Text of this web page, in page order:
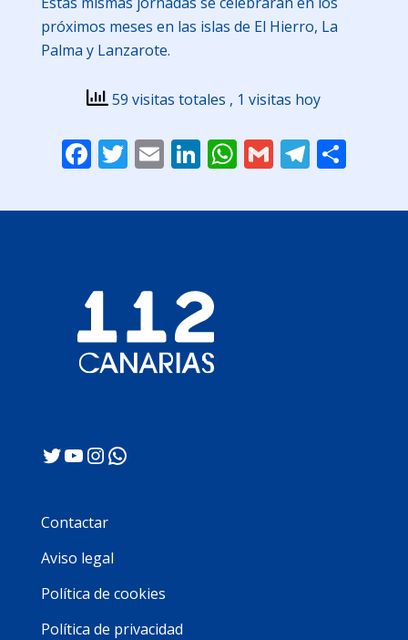
próximos meses en las islas de El Hierro, La
Palma y Lanzarote.
59 visitas totales , 1 visitas hoy
Facebook
Twitter
EmailLinkedIn
WhatsApp
Gmail
Twitter
YouTube
Instagram
WhatsApp
Contactar
Aviso legal
Política de cookies
Política de privacidad